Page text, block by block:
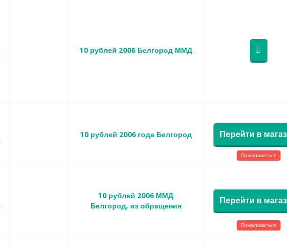
10 рублей 2006 Белгород ММД
10 рублей 2006 года Белгород Перейти в
Пожаловаться
10 рублей 2006 ММД
Белгород, из обращения
Перейти в
Пожаловаться